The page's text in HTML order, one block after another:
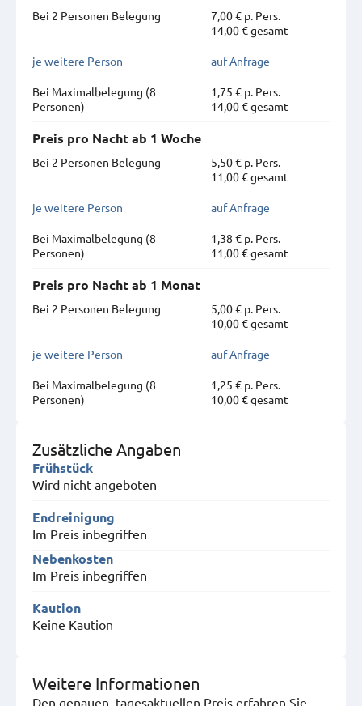
Bei 2 Personen Belegung
7,00 € p. Pers.
14,00 € gesamt
je weitere Person auf Anfrage
Bei Maximal­belegung (8
Personen)
1,75 € p. Pers.
14,00 € gesamt
Preis pro Nacht ab 1 Woche
Bei 2 Personen Belegung
5,50 € p. Pers.
11,00 € gesamt
je weitere Person auf Anfrage
Bei Maximal­belegung (8
Personen)
1,38 € p. Pers.
11,00 € gesamt
Preis pro Nacht ab 1 Monat
Bei 2 Personen Belegung
5,00 € p. Pers.
10,00 € gesamt
je weitere Person auf Anfrage
Bei Maximal­belegung (8
Personen)
1,25 € p. Pers.
10,00 € gesamt
Zusätzliche Angaben
Frühstück
Wird nicht angeboten
Endreinigung
Im Preis inbegriffen
Nebenkosten
Im Preis inbegriffen
Kaution
Keine Kaution
Weitere Informationen
Den genauen, tagesaktuellen Preis erfahren Sie